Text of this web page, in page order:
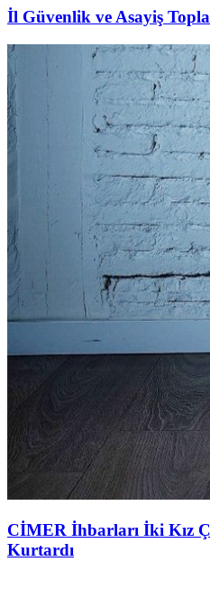
İl Güvenlik ve Asayiş
CİMER İhbarları İki Kız
Kurtardı